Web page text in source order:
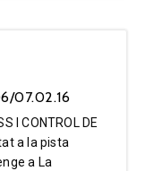
07.02.16
I CONTROL DE
a la pista
a La